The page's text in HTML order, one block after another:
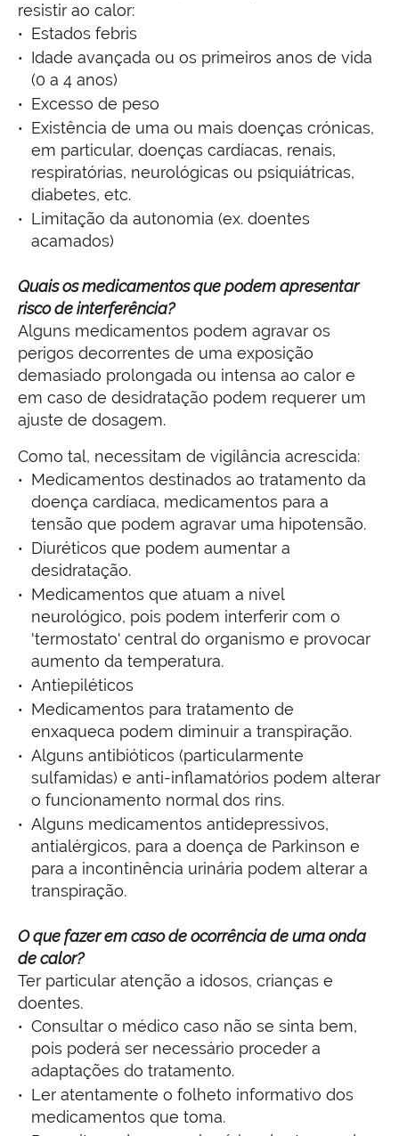
resistir ao calor:
Estados febris
Idade avançada ou os primeiros anos de vida
(0 a 4 anos)
Excesso de peso
Existência de uma ou mais doenças crónicas,
em particular, doenças cardíacas, renais,
respiratórias, neurológicas ou psiquiátricas,
diabetes, etc.
Limitação da autonomia (ex. doentes
acamados)
Quais os medicamentos que podem apresentar
risco de interferência?
Alguns medicamentos podem agravar os
perigos decorrentes de uma exposição
demasiado prolongada ou intensa ao calor e
em caso de desidratação podem requerer um
ajuste de dosagem.
Como tal, necessitam de vigilância acrescida:
Medicamentos destinados ao tratamento da
doença cardíaca, medicamentos para a
tensão que podem agravar uma hipotensão.
Diuréticos que podem aumentar a
desidratação.
Medicamentos que atuam a nível
neurológico, pois podem interferir com o
'termostato' central do organismo e provocar
aumento da temperatura.
Antiepiléticos
Medicamentos para tratamento de
enxaqueca podem diminuir a transpiração.
Alguns antibióticos (particularmente
sulfamidas) e anti-inflamatórios podem alterar
o funcionamento normal dos rins.
Alguns medicamentos antidepressivos,
antialérgicos, para a doença de Parkinson e
para a incontinência urinária podem alterar a
transpiração.
O que fazer em caso de ocorrência de uma onda
de calor?
Ter particular atenção a idosos, crianças e
doentes.
Consultar o médico caso não se sinta bem,
pois poderá ser necessário proceder a
adaptações do tratamento.
Ler atentamente o folheto informativo dos
medicamentos que toma.